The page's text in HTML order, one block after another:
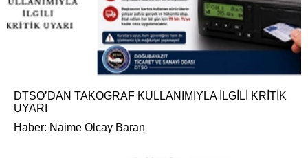
DTSO’DAN TAKOGRAF KULLANIMIYLA İLGİLİ KRİTİK
UYARI
Haber: Naime Olcay Baran